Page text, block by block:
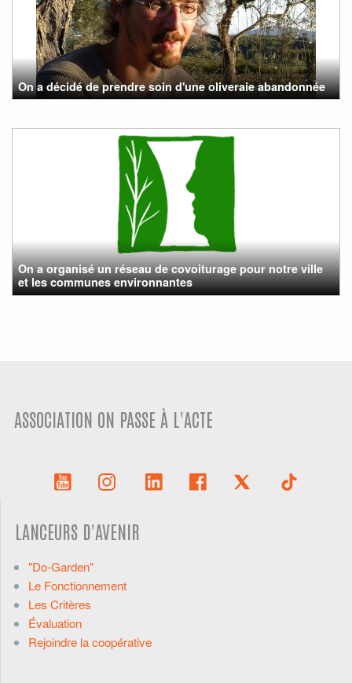
On a décidé de prendre soin d'une oliveraie abandonnée
On a organisé un réseau de covoiturage pour notre ville
et les communes environnantes
ASSOCIATION ON PASSE À L'ACTE
LANCEURS D'AVENIR
"Do-Garden"
Le Fonctionnement
Les Critères
Évaluation
Rejoindre la coopérative